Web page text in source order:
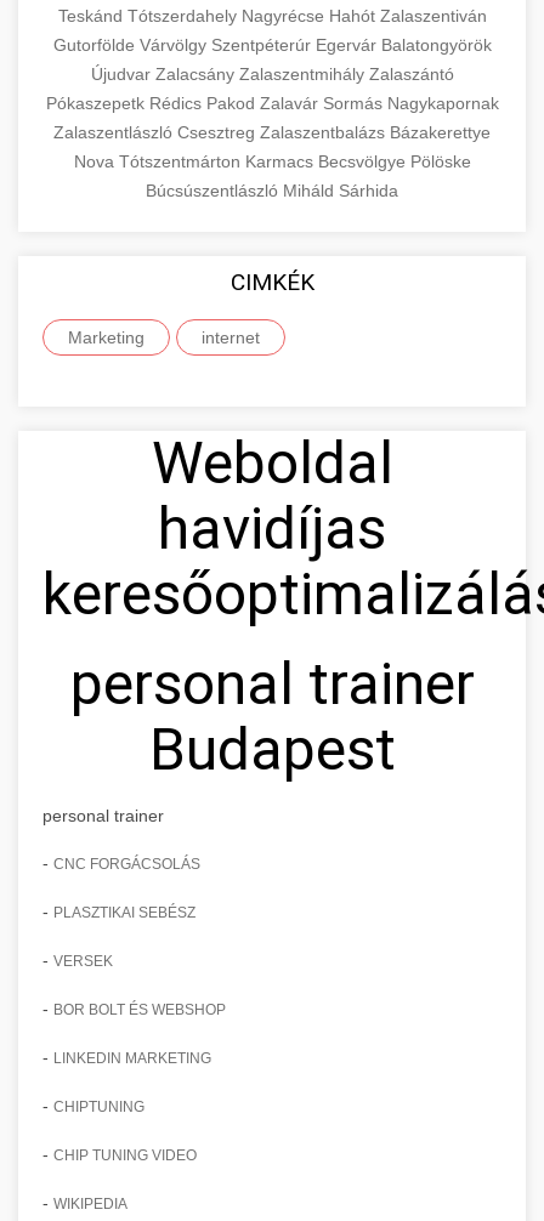
Teskánd Tótszerdahely Nagyrécse Hahót Zalaszentiván
Gutorfölde Várvölgy Szentpéterúr Egervár Balatongyörök
Újudvar Zalacsány Zalaszentmihály Zalaszántó
Pókaszepetk Rédics Pakod Zalavár Sormás Nagykapornak
Zalaszentlászló Csesztreg Zalaszentbalázs Bázakerettye
Nova Tótszentmárton Karmacs Becsvölgye Pölöske
Búcsúszentlászló Miháld Sárhida
CIMKÉK
Marketing internet
Weboldal
havidíjas
personal trainer
Budapest
personal trainer
- CNC FORGÁCSOLÁS
- PLASZTIKAI SEBÉSZ
- VERSEK
- BOR BOLT ÉS WEBSHOP
- LINKEDIN MARKETING
- CHIPTUNING
- CHIP TUNING VIDEO
- WIKIPEDIA